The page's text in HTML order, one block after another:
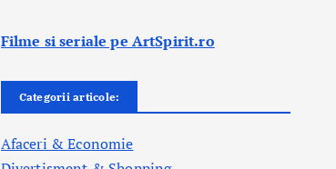
Filme si seriale pe ArtSpirit.ro
Categorii articole:
Afaceri & Economie